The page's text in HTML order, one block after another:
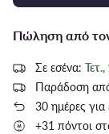
Πώληση από τον
Σε εσένα:
Παράδοση
30 ημέρες
+31 πόντοι